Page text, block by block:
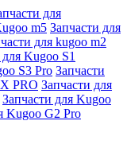
для
m5 Запчасти для
для kugoo m2
Kugoo S1
S3 Pro Запчасти
PRO Запчасти для
Запчасти для Kugoo
Kugoo G2 Pro